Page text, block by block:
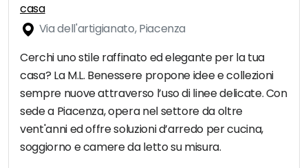
casa
Via dell'artigianato, Piacenza
Cerchi uno stile raffinato ed elegante per la tua
casa? La M.L. Benessere propone idee e collezioni
sempre nuove attraverso l’uso di linee delicate. Con
sede a Piacenza, opera nel settore da oltre
vent'anni ed offre soluzioni d’arredo per cucina,
soggiorno e camere da letto su misura.